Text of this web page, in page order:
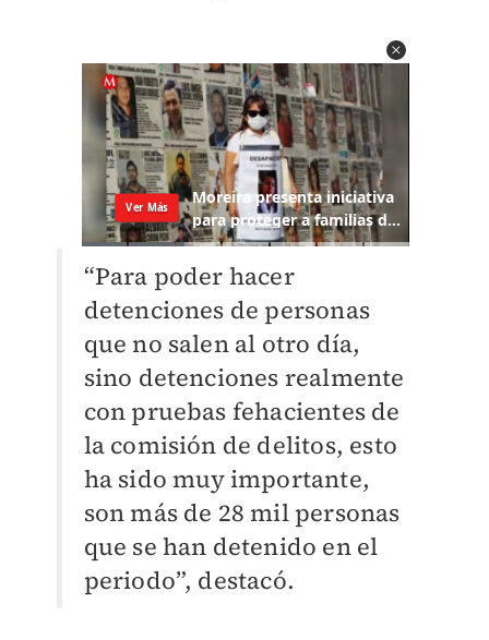
“Para poder hacer
detenciones de personas
que no salen al otro día,
sino detenciones realmente
con pruebas fehacientes de
la comisión de delitos, esto
ha sido muy importante,
son más de 28 mil personas
que se han detenido en el
periodo”, destacó.